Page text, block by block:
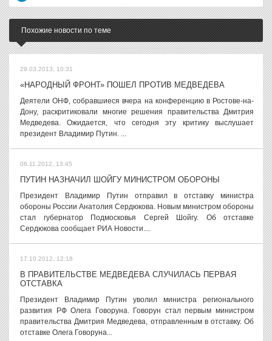
Похожие новости по теме
29.03.2013, 10:31
«НАРОДНЫЙ ФРОНТ» ПОШЕЛ ПРОТИВ МЕДВЕДЕВА
Деятели ОНФ, собравшиеся вчера на конференцию в Ростове-на-
Дону, раскритиковали многие решения правительства Дмитрия
Медведева. Ожидается, что сегодня эту критику выслушает
президент Владимир Путин. ...
06.11.2012, 13:45
ПУТИН НАЗНАЧИЛ ШОЙГУ МИНИСТРОМ ОБОРОНЫ
Президент Владимир Путин отправил в отставку министра
обороны России Анатолия Сердюкова. Новым министром обороны
стал губернатор Подмосковья Сергей Шойгу. Об отставке
Сердюкова сообщает РИА Новости....
17.10.2012, 12:18
В ПРАВИТЕЛЬСТВЕ МЕДВЕДЕВА СЛУЧИЛАСЬ ПЕРВАЯ
ОТСТАВКА
Президент Владимир Путин уволил министра регионального
развития РФ Олега Говоруна. Говорун стал первым министром
правительства Дмитрия Медведева, отправленным в отставку. Об
отставке Олега Говоруна...